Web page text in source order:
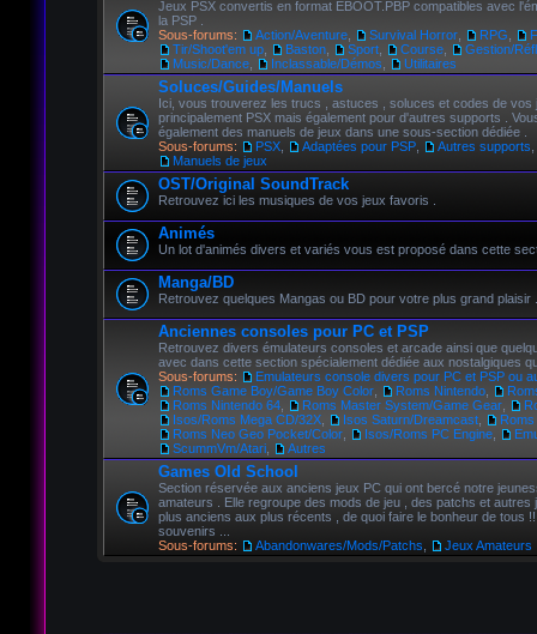
Jeux PSX convertis en format EBOOT.PBP compatibles avec
la PSP .
Sous-forums:
Action/Aventure, Survival Horror, RPG
Tir/Shoot'em up, Baston, Sport, Course,
Gestion/
Music/Dance, Inclassable/Démos Utilitaires
Soluces/Guides/Manuels
Ici, vous trouverez les trucs , astuces , soluces et codes de vos
principalement PSX mais également pour d'autres supports .
également des manuels de jeux dans une sous-section dédiée .
Sous-forums:
PSX, Adaptées pour PSP, Autres supports
Manuels de jeux
OST/Original SoundTrack
Retrouvez ici les musiques de vos jeux favoris .
Animés
Un lot d'animés divers et variés vous est proposé dans cette
Manga/BD
Retrouvez quelques Mangas ou BD pour votre plus grand plaisir .
Anciennes consoles pour PC et PSP
Retrouvez divers émulateurs consoles et arcade ainsi que
avec dans cette section spécialement dédiée aux nostalgiques
Sous-forums:
Emulateurs console divers pour PC et PSP ou
Roms Game Boy/Game Boy Color, Roms Nintendo,
Roms Nintendo 64, Roms Master System/Game Gear,
Isos/Roms Mega CD/32X, Isos Saturn/Dreamcast,
Roms
Roms Neo Geo Pocket/Color, Isos/Roms PC Engine,
ScummVm/Atari, Autres
Games Old School
Section réservée aux anciens jeux PC qui ont bercé notre
amateurs . Elle regroupe des mods de jeu , des patchs et autres
plus anciens aux plus récents , de quoi faire le bonheur de tous
souvenirs ...
Sous-forums:
Abandonwares/Mods/Patchs Jeux Amateurs